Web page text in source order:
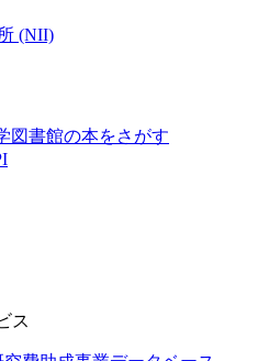
(NII)
図書館の本をさがす
ス